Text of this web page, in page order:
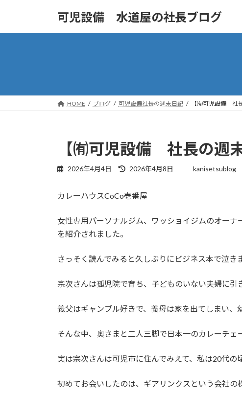
可児設備 水道屋の社長ブログ
HOME ブログ 可児設備社長の週末日記 【㈲可児設備 社
【㈲可児設備 社長の週
2026年4月4日
最
新
時
:
2026年4月8日 kanisetsublog
カレーハウスCoCo壱番屋
女性専用パーソナルジム、ワッショイジムのオーナ
を紹介されました。
さっそく読んでみると久しぶりにビジネス本で泣き
宗次さんは孤児院で育ち、子どものいない夫婦に引
義父はギャンブル好きで、義母は家を出てしまい、
そんな中、奥さまと二人三脚で日本一のカレーチェ
実は宗次さんは可児市に住んでみえて、私は20代の
初めてお会いしたのは、ギアリンクスという会社の